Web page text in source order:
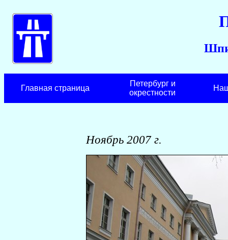
Главная страница
Петербург и
окрестности
Ноябрь 2007 г.